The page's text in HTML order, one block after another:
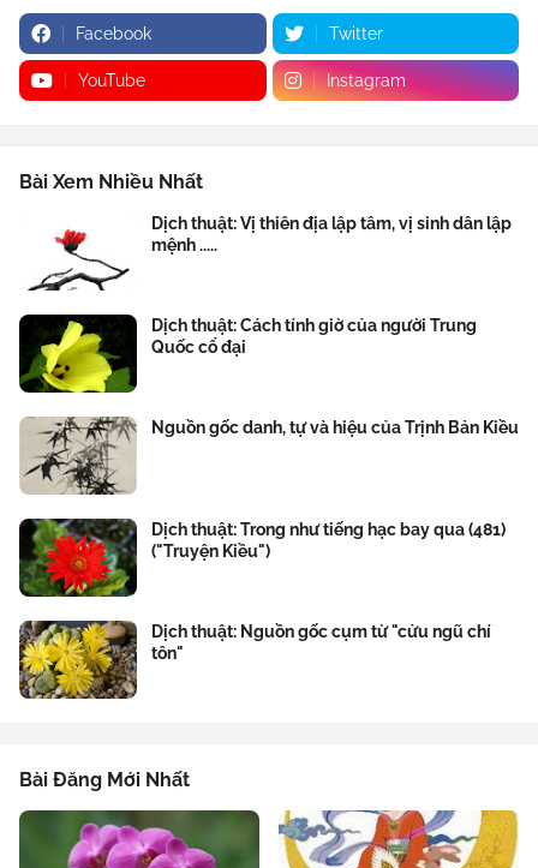
Facebook Twitter
YouTube Instagram
Bài Xem Nhiều Nhất
Dịch thuật: Vị thiên địa lập tâm, vị sinh dân lập
mệnh .....
Dịch thuật: Cách tính giờ của người Trung
Quốc cổ đại
Nguồn gốc danh, tự và hiệu của Trịnh Bản Kiều
Dịch thuật: Trong như tiếng hạc bay qua (481)
("Truyện Kiều")
Dịch thuật: Nguồn gốc cụm từ "cửu ngũ chí
tôn"
Bài Đăng Mới Nhất